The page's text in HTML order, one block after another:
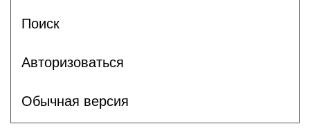
Поиск
Авторизоваться
Обычная версия